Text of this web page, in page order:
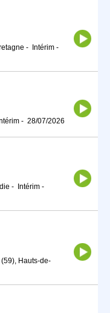
- Intérim -
- 28/07/2026
- Intérim -
Hauts-de-